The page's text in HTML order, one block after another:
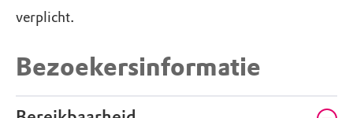
verplicht.
Bezoekersinformatie